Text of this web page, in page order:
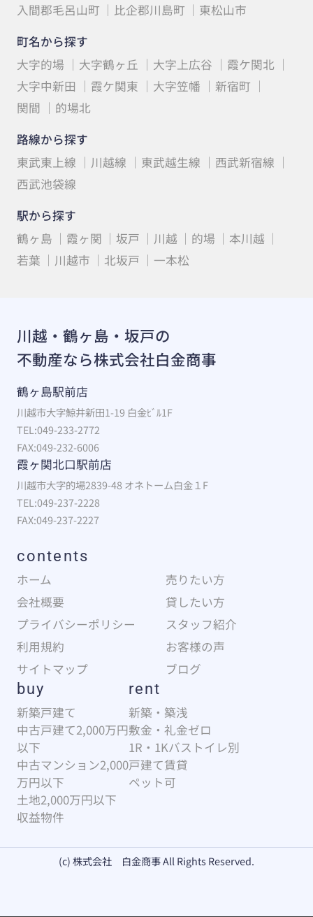
入間郡毛呂山町
比企郡川島町
東松山市
町名から探す
大字的場
大字鶴ヶ丘 大字上広谷
霞ケ関北
大字中新田
霞ケ関東 大字笠幡
新宿町
関間
的場北
路線から探す
東武東上線
川越線 東武越生線
西武新宿線
西武池袋線
駅から探す
鶴ヶ島
霞ヶ関 坂戸 川越 的場
本川越
若葉
川越市 北坂戸 一本松
川越・鶴ヶ島・坂戸の
不動産なら株式会社白金商事
鶴ヶ島駅前店
川越市大字鯨井新田1-19 白金ﾋﾞﾙ1F
TEL:049-233-2772
FAX:049-232-6006
霞ヶ関北口駅前店
川越市大字的場2839-48 オネトーム白金１F
TEL:049-237-2228
FAX:049-237-2227
contents
ホーム
売りたい方
会社概要
貸したい方
プライバシーポリシー
スタッフ紹介
利用規約
お客様の声
サイトマップ
ブログ
buy
新築戸建て
中古戸建て2,000万円
以下
中古マンション2,000
万円以下
土地2,000万円以下
収益物件
rent
新築・築浅
敷金・礼金ゼロ
1R・1Kバストイレ別
戸建て賃貸
ペット可
(c) 株式会社 白金商事 All Rights Reserved.